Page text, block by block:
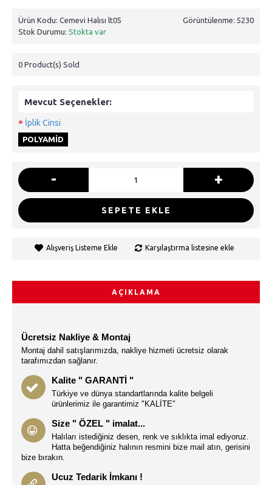
Görüntülenme: 5230
Ürün Kodu: Cemevi Halısı lt05
Stok Durumu: Stokta var
0 Product(s) Sold
Mevcut Seçenekler:
İplik Cinsi
POLYAMİD
- +
SEPETE EKLE
Alışveriş Listeme Ekle Karşılaştırma listesine ekle
AÇIKLAMA
Ücretsiz Nakliye & Montaj
Montaj dahil satışlarımızda, nakliye hizmeti ücretsiz olarak
tarafımızdan sağlanır.
Kalite " GARANTİ "
Türkiye ve dünya standartlarında kalite belgeli
ürünlerimiz ile garantimiz "KALİTE"
Size " ÖZEL " imalat...
Halıları istediğiniz desen, renk ve sıklıkta imal ediyoruz.
Hatta beğendiğiniz halının resmini bize mail atın, gerisini
bize bırakın.
Ucuz Tedarik İmkanı !